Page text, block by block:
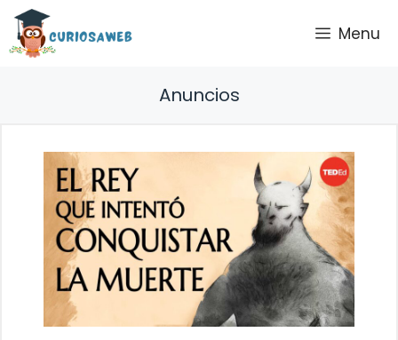
Saltar
contenido
Menu
Anuncios